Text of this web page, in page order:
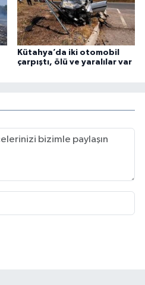
Kütahya’da iki otomobil
çarpıştı, ölü ve yaralılar var